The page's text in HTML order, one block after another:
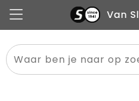
Alle categorieën
Pennen
Flessen
Meest gekozen
Boodschappen- en